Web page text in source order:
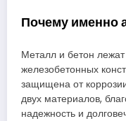
Почему именно
Металл и бетон лежат
железобетонных
защищена от
двух материалов,
надежность и